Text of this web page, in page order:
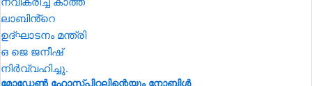
മോഡേൺ ഹോസ്‌പിറ്റലിന്റെയും നോബിൾ